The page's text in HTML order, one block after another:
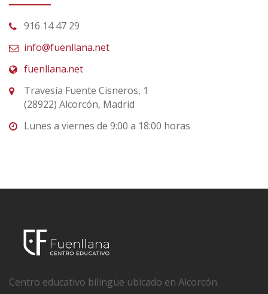
916 14 47 29
info@fuenllana.net
fuenllana.net
Travesía Fuente Cisneros, 1
(28922) Alcorcón, Madrid
Lunes a viernes de 9:00 a 18:00 horas
Centro educativo bilingüe ubicado en Alcorcón.